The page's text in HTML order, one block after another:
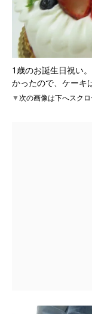
1歳のお誕生日祝い
かったので、ケーキ
▼次の画像は下へスク